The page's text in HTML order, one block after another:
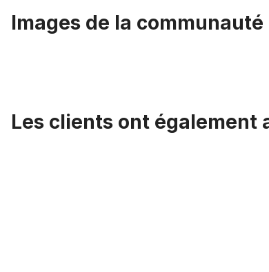
Images de la communauté
Les clients ont également